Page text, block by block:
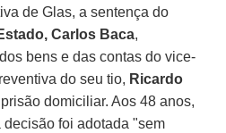
de Glas, a sentença do
Carlos Baca,
bens e das contas do vice-
do seu tio, Ricardo
domiciliar. Aos 48 anos,
foi adotada "sem